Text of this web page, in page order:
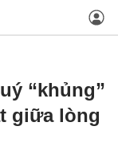
“khủng”
giữa lòng